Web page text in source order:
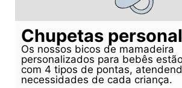
Chupetas
Os nossos bicos de mamadeira
personalizados para bebês
com 4 tipos de pontas,
necessidades de cada criança.